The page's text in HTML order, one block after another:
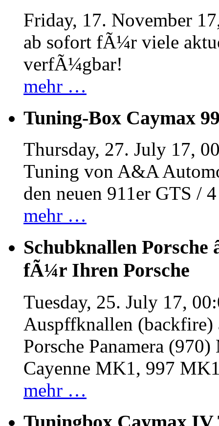
Friday, 17. November
ab sofort fÃ¼r viele
verfÃ¼gbar!
mehr …
Tuning-Box Caymax
Thursday, 27. July 17,
Tuning von A&A
den neuen 911er GTS /
mehr …
Schubknallen Porsche
fÃ¼r Ihren Porsche
Tuesday, 25. July 17,
Auspffknallen
Porsche Panamera
Cayenne MK1, 997
mehr …